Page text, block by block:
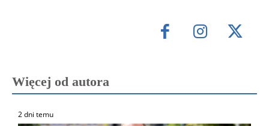
Więcej od autora
2 dni temu